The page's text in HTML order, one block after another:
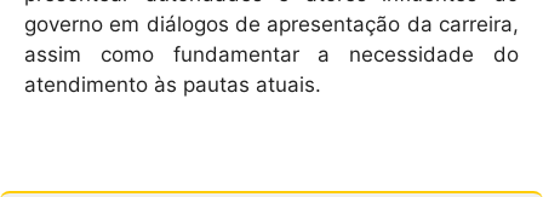
governo em diálogos de apresentação da carreira,
assim como fundamentar a necessidade do
atendimento às pautas atuais.